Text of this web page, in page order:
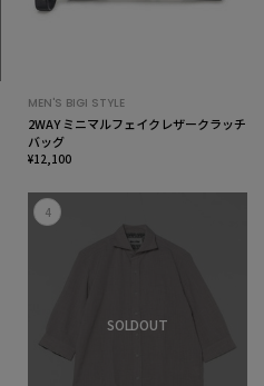
MEN'S BIGI STYLE
2WAY ミニマルフェイクレザークラッチ
バッグ
¥12,100
4
SOLDOUT